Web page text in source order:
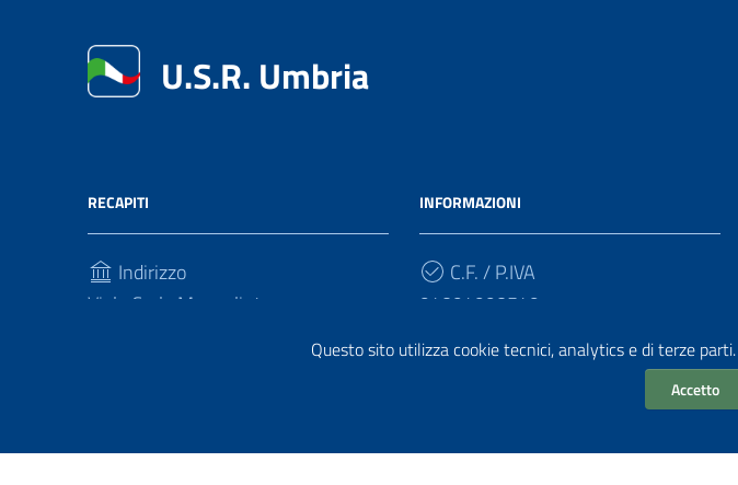
Questo sito utilizza cookie tecnici, analytics e di terze
Accetto
U.S.R. Umbria
RECAPITI
Indirizzo
Viale Carlo Manuali, 4
INFORMAZIONI
C.F. / P.IVA
94094990549
Cod. Univoco